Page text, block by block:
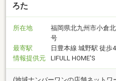
ろた
所在地
福岡県北九州市小倉
号
最寄駅
日豊本線 城野駅 徒歩
情報提供元
LIFULL HOME'S